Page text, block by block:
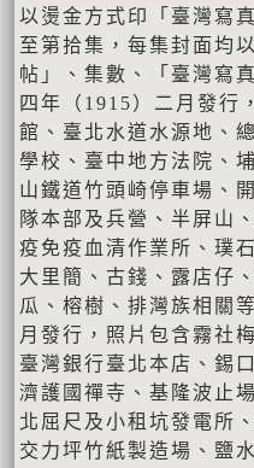
以燙金方式印「臺灣寫
至第拾集，每集封面均
帖」、集數、「臺灣寫
四年（1915）二月發行
館、臺北水道水源地、
學校、臺中地方法院、
山鐵道竹頭崎停車場、
隊本部及兵營、半屏山
疫免疫血清作業所、璞
大里簡、古錢、露店仔
瓜、榕樹、排灣族相關
月發行，照片包含霧社
臺灣銀行臺北本店、錫
濟護國禪寺、基隆波止
北屈尺及小租坑發電所
交力坪竹紙製造場、鹽